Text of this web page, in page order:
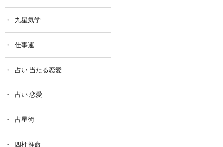
九星気学
仕事運
占い 当たる恋愛
占い 恋愛
占星術
四柱推命